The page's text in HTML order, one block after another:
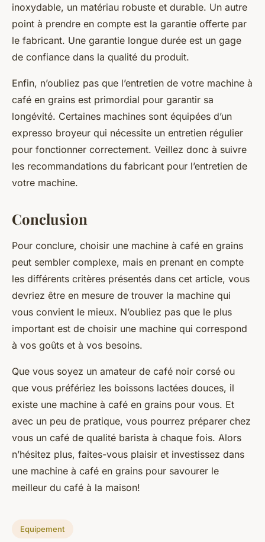
inoxydable, un matériau robuste et durable. Un autre
point à prendre en compte est la garantie offerte par
le fabricant. Une garantie longue durée est un gage
de confiance dans la qualité du produit.
Enfin, n’oubliez pas que l’entretien de votre machine à
café en grains est primordial pour garantir sa
longévité. Certaines machines sont équipées d’un
expresso broyeur qui nécessite un entretien régulier
pour fonctionner correctement. Veillez donc à suivre
les recommandations du fabricant pour l’entretien de
votre machine.
Conclusion
Pour conclure, choisir une machine à café en grains
peut sembler complexe, mais en prenant en compte
les différents critères présentés dans cet article, vous
devriez être en mesure de trouver la machine qui
vous convient le mieux. N’oubliez pas que le plus
important est de choisir une machine qui correspond
à vos goûts et à vos besoins.
Que vous soyez un amateur de café noir corsé ou
que vous préfériez les boissons lactées douces, il
existe une machine à café en grains pour vous. Et
avec un peu de pratique, vous pourrez préparer chez
vous un café de qualité barista à chaque fois. Alors
n’hésitez plus, faites-vous plaisir et investissez dans
une machine à café en grains pour savourer le
meilleur du café à la maison!
Equipement